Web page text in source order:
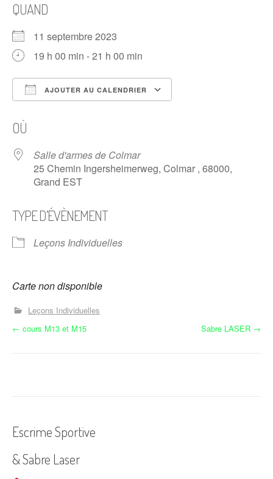
QUAND
11 septembre 2023
19 h 00 min - 21 h 00 min
AJOUTER AU CALENDRIER
OÙ
Salle d'armes de Colmar
25 Chemin Ingersheimerweg, Colmar , 68000,
Grand EST
TYPE D’ÉVÈNEMENT
Leçons Individuelles
Carte non disponible
Leçons Individuelles
N
g
a
t
← cours M13 et M15 Sabre LASER →
Escrime Sportive
& Sabre Laser